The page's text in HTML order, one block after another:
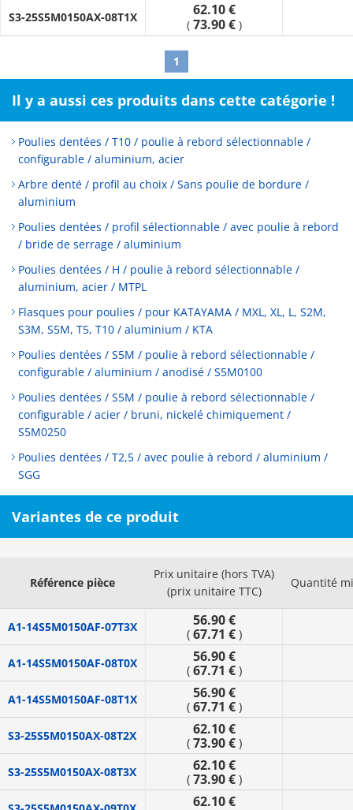
S3-25S5M0150AX-08T1X 62.10 €
( 73.90 € )
1
Il y a aussi ces produits dans cette catégorie !
Poulies dentées / T10 / poulie à rebord sélectionnable /
configurable / aluminium, acier
Arbre denté / profil au choix / Sans poulie de bordure /
aluminium
Poulies dentées / profil sélectionnable / avec poulie à rebord
/ bride de serrage / aluminium
Poulies dentées / H / poulie à rebord sélectionnable /
aluminium, acier / MTPL
Flasques pour poulies / pour KATAYAMA / MXL, XL, L, S2M,
S3M, S5M, T5, T10 / aluminium / KTA
Poulies dentées / S5M / poulie à rebord sélectionnable /
configurable / aluminium / anodisé / S5M0100
Poulies dentées / S5M / poulie à rebord sélectionnable /
configurable / acier / bruni, nickelé chimiquement /
S5M0250
Poulies dentées / T2,5 / avec poulie à rebord / aluminium /
SGG
Variantes de ce produit
Référence pièce
Prix unitaire (hors TVA)
(prix unitaire TTC)
Quantité
A1-14S5M0150AF-07T3X 56.90 €
( 67.71 €)
A1-14S5M0150AF-08T0X 56.90 €
( 67.71 €)
A1-14S5M0150AF-08T1X 56.90 €
( 67.71 €)
S3-25S5M0150AX-08T2X 62.10 €
( 73.90 €)
S3-25S5M0150AX-08T3X 62.10 €
( 73.90 €)
62.10 €